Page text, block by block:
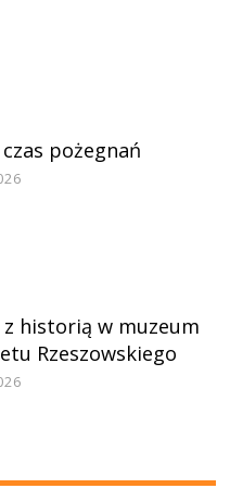
pożegnań
historią w muzeum
Rzeszowskiego